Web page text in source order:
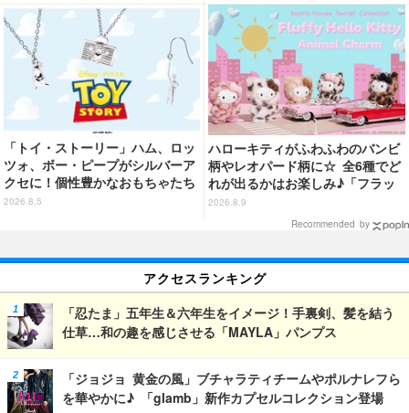
「トイ・ストーリー」ハム、ロッ
ツォ、ボー・ピープがシルバーア
クセに！個性豊かなおもちゃたち
をオシャレに身につけよう♪
2026.8.5
ハローキティがふわふわのバンビ
柄やレオパード柄に☆ 全6種でど
れが出るかはお楽しみ♪「フラッ
フィーハローキティチャーム」第
2弾登場【8月20日～】
2026.8.9
Recommended by
アクセスランキング
「忍たま」五年生＆六年生をイメージ！手裏剣、髪を結う
仕草…和の趣を感じさせる「MAYLA」パンプス
「ジョジョ 黄金の風」ブチャラティチームやポルナレフら
を華やかに♪ 「glamb」新作カプセルコレクション登場